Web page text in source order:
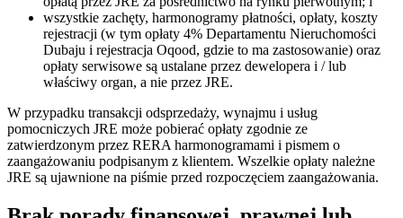
wszystkie zachęty, harmonogramy płatności, opłaty, koszty
rejestracji (w tym opłaty 4% Departamentu Nieruchomości
Dubaju i rejestracja Oqood, gdzie to ma zastosowanie) oraz
opłaty serwisowe są ustalane przez dewelopera i / lub
właściwy organ, a nie przez JRE.
W przypadku transakcji odsprzedaży, wynajmu i usług
pomocniczych JRE może pobierać opłaty zgodnie ze
zatwierdzonym przez RERA harmonogramami i pismem o
zaangażowaniu podpisanym z klientem. Wszelkie opłaty należne
JRE są ujawnione na piśmie przed rozpoczęciem zaangażowania.